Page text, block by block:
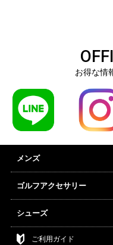
お得な情
メンズ
ゴルフアクセサリー
シューズ
ご利用ガイド